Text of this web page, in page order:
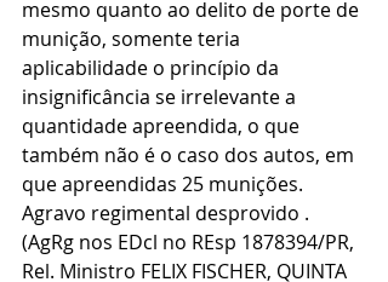
mesmo quanto ao delito de porte de
munição, somente teria
aplicabilidade o princípio da
insignificância se irrelevante a
quantidade apreendida, o que
também não é o caso dos autos, em
que apreendidas 25 munições.
Agravo regimental desprovido .
(AgRg nos EDcl no REsp 1878394/PR,
Rel. Ministro FELIX FISCHER, QUINTA